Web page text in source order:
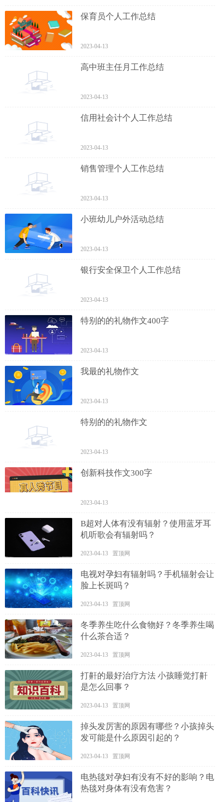
保育员个人工作总结
2023-04-13
高中班主任月工作总结
2023-04-13
信用社会计个人工作总结
2023-04-13
销售管理个人工作总结
2023-04-13
小班幼儿户外活动总结
2023-04-13
银行安全保卫个人工作总结
2023-04-13
特别的的礼物作文400字
2023-04-13
我最的礼物作文
2023-04-13
特别的的礼物作文
2023-04-13
创新科技作文300字
2023-04-13
B超对人体有没有辐射？使用蓝牙耳
机听歌会有辐射吗？
2023-04-13 置顶网
电视对孕妇有辐射吗？手机辐射会让
脸上长斑吗？
2023-04-13 置顶网
冬季养生吃什么食物好？冬季养生喝
什么茶合适？
2023-04-13 置顶网
打鼾的最好治疗方法 小孩睡觉打鼾
是怎么回事？
2023-04-13 置顶网
掉头发厉害的原因有哪些？小孩掉头
发可能是什么原因引起的？
2023-04-13 置顶网
电热毯对孕妇有没有不好的影响？电
热毯对身体有没有危害？